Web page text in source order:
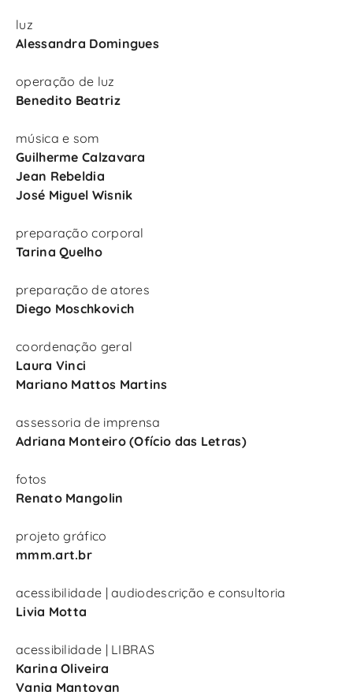
luz
Alessandra Domingues
operação de luz
Benedito Beatriz
música e som
Guilherme Calzavara
Jean Rebeldia
José Miguel Wisnik
preparação corporal
Tarina Quelho
preparação de atores
Diego Moschkovich
coordenação geral
Laura Vinci
Mariano Mattos Martins
assessoria de imprensa
Adriana Monteiro (Ofício das Letras)
fotos
Renato Mangolin
projeto gráfico
mmm.art.br
acessibilidade | audiodescrição e consultoria
Livia Motta
acessibilidade | LIBRAS
Karina Oliveira
Vania Mantovan